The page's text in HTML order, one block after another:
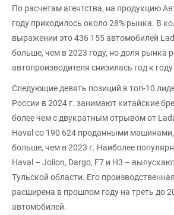
По расчетам агентства, на продукцию
году приходилось около 28% рынка. В
выражении это 436 155 автомобилей
больше, чем в 2023 году, но доля рынка
автопроизводителя снизилась год к году
Следующие девять позиций в топ-10
России в 2024 г. занимают китайские
более чем с двукратным отрывом от
Haval со 190 624 проданными машинами,
больше, чем в 2023 г. Наиболее
Haval – Jolion, Dargo, F7 и H3 –
Тульской области. Его
расширена в прошлом году на треть до
автомобилей.